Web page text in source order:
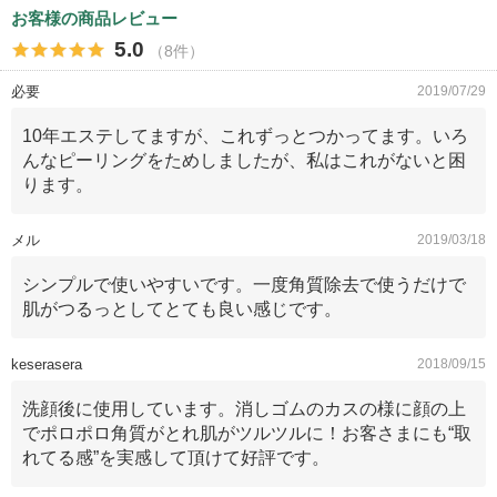
お客様の商品レビュー
5.0 （8件）
必要 2019/07/29
10年エステしてますが、これずっとつかってます。いろ
んなピーリングをためしましたが、私はこれがないと困
ります。
メル 2019/03/18
シンプルで使いやすいです。一度角質除去で使うだけで
肌がつるっとしてとても良い感じです。
keserasera 2018/09/15
洗顔後に使用しています。消しゴムのカスの様に顔の上
でポロポロ角質がとれ肌がツルツルに！お客さまにも“取
れてる感”を実感して頂けて好評です。